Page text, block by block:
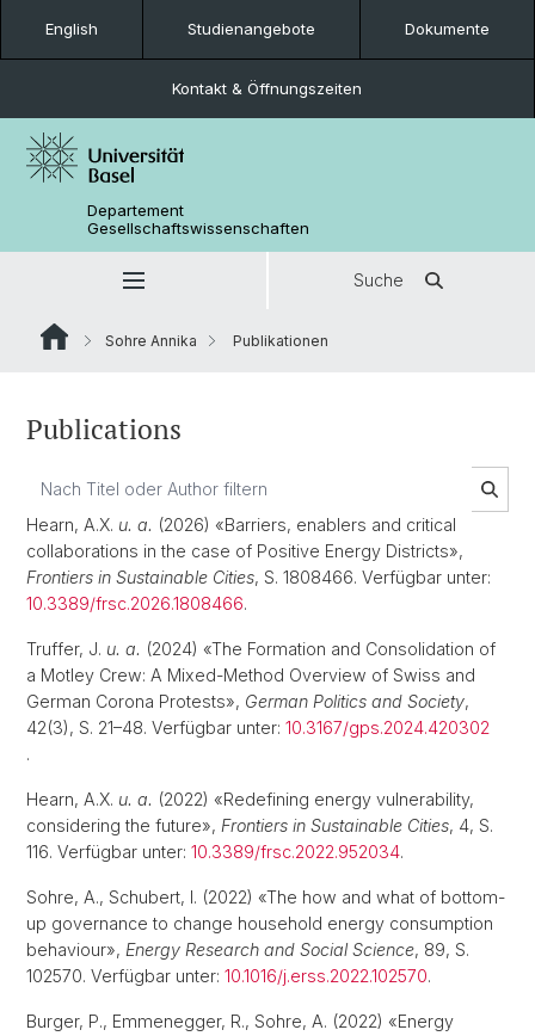
English Studienangebote Dokumente
Kontakt & Öffnungszeiten
Departement
Gesellschaftswissenschaften
Suche
Sohre Annika Publikationen
Publications
Hearn, A.X. u. a. (2026) «Barriers, enablers and critical
collaborations in the case of Positive Energy Districts»,
Frontiers in Sustainable Cities, S. 1808466. Verfügbar unter:
10.3389/frsc.2026.1808466.
Truffer, J. u. a. (2024) «The Formation and Consolidation of
a Motley Crew: A Mixed-Method Overview of Swiss and
German Corona Protests», German Politics and Society,
42(3), S. 21–48. Verfügbar unter: 10.3167/gps.2024.420302
.
Hearn, A.X. u. a. (2022) «Redefining energy vulnerability,
considering the future», Frontiers in Sustainable Cities, 4, S.
116. Verfügbar unter: 10.3389/frsc.2022.952034.
Sohre, A., Schubert, I. (2022) «The how and what of bottom-
up governance to change household energy consumption
behaviour», Energy Research and Social Science, 89, S.
102570. Verfügbar unter: 10.1016/j.erss.2022.102570.
Burger, P., Emmenegger, R., Sohre, A. (2022) «Energy